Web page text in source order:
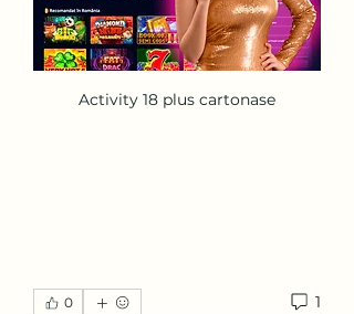
Activity 18 plus cartonase
0 1